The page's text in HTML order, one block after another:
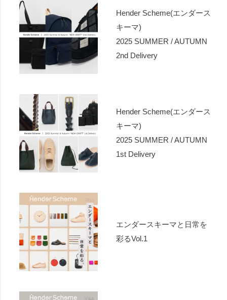
Hender Scheme(エンダース
キーマ)
2025 SUMMER / AUTUMN
2nd Delivery
Hender Scheme(エンダース
キーマ)
2025 SUMMER / AUTUMN
1st Delivery
エンダースキーマと日常を
彩るVol.1